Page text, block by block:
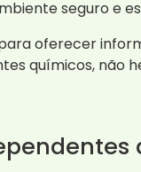
seguro e
oferecer
químicos, não